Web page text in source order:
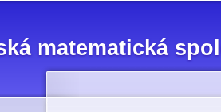
matematická